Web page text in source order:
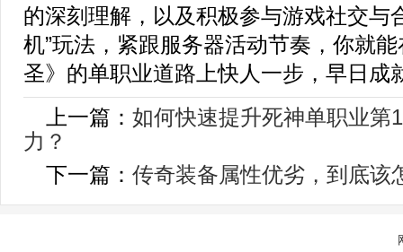
的深刻理解，以及积极参与游戏社交与
机”玩法，紧跟服务器活动节奏，你就
圣》的单职业道路上快人一步，早日成
上一篇： 如何快速提升死神单职业第
力？
下一篇： 传奇装备属性优劣，到底该